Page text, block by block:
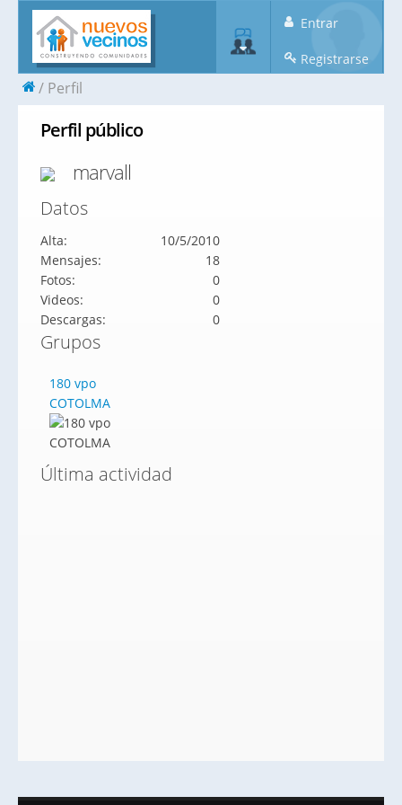
Entrar
Registrarse
Perfil
Perfil público
marvall
Datos
Alta:
10/5/2010
Mensajes:
18
Fotos:
0
Videos:
0
Descargas:
0
Grupos
180 vpo
COTOLMA
Última actividad